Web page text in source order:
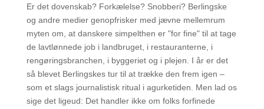
Er det dovenskab? Forkælelse? Snobberi? Berlingske
og andre medier genopfrisker med jævne mellemrum
myten om, at danskere simpelthen er "for fine" til at tage
de lavtlønnede job i landbruget, i restauranterne, i
rengøringsbranchen, i byggeriet og i plejen. I år er det
så blevet Berlingskes tur til at trække den frem igen –
som et slags journalistisk ritual i agurketiden. Men lad os
sige det ligeud: Det handler ikke om folks forfinede